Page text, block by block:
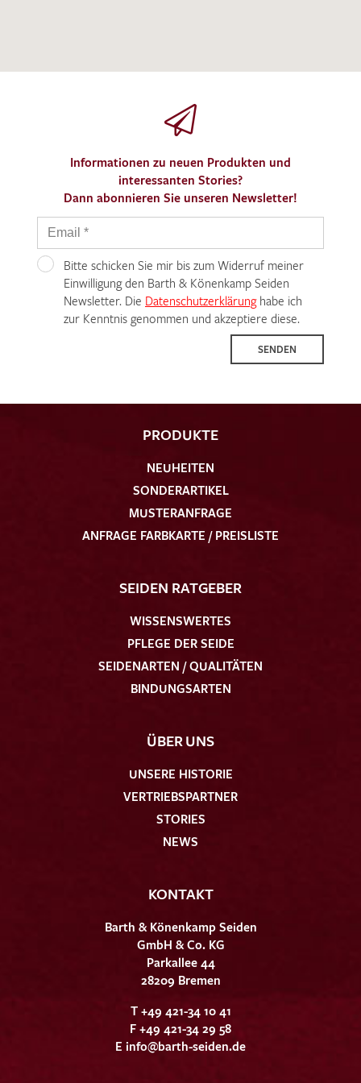
Ich bin damit einverstanden, dass meine angegebenen Daten
zur Beantwortung meiner Musteranfrage genutzt werden.
Datenschutzbestimmungenhabe ich zur Kenntnis
genommen und akzeptiere diese.
Informationen zu neuen Produkten und
interessanten Stories?
Dann abonnieren Sie unseren Newsletter!
Bitte schicken Sie mir bis zum Widerruf meiner
Einwilligung den Barth & Könenkamp Seiden
Newsletter. Die Datenschutzerklärunghabe ich
zur Kenntnis genommen und akzeptiere diese.
SENDEN
PRODUKTE
NEUHEITEN
SONDERARTIKEL
MUSTERANFRAGE
ANFRAGE FARBKARTE / PREISLISTE
SEIDEN RATGEBER
WISSENSWERTES
PFLEGE DER SEIDE
SEIDENARTEN / QUALITÄTEN
BINDUNGSARTEN
ÜBER UNS
UNSERE HISTORIE
VERTRIEBSPARTNER
STORIES
NEWS
KONTAKT
Barth & Könenkamp Seiden
GmbH & Co. KG
Parkallee 44
28209 Bremen
T +49 421-34 10 41
F +49 421-34 29 58
E info@barth-seiden.de